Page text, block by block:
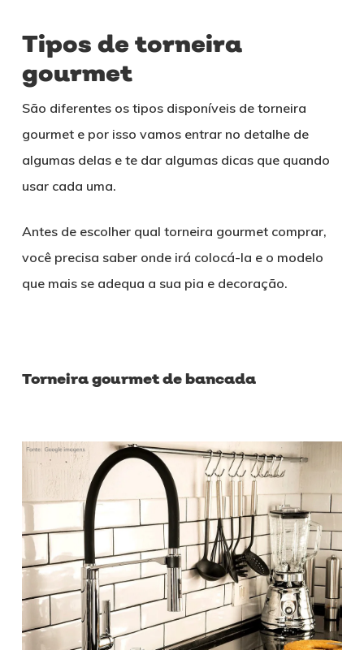
Tipos de torneira
gourmet
São diferentes os tipos disponíveis de torneira
gourmet e por isso vamos entrar no detalhe de
algumas delas e te dar algumas dicas que quando
usar cada uma.
Antes de escolher qual torneira gourmet comprar,
você precisa saber onde irá colocá-la e o modelo
que mais se adequa a sua pia e decoração.
Torneira gourmet de bancada